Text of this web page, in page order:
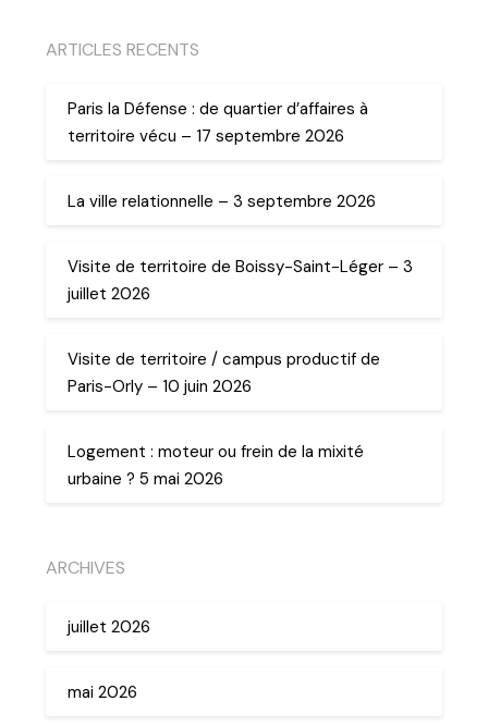
ARTICLES RECENTS
Paris la Défense : de quartier d’affaires à
territoire vécu – 17 septembre 2026
La ville relationnelle – 3 septembre 2026
Visite de territoire de Boissy-Saint-Léger – 3
juillet 2026
Visite de territoire / campus productif de
Paris-Orly – 10 juin 2026
Logement : moteur ou frein de la mixité
urbaine ? 5 mai 2026
ARCHIVES
juillet 2026
mai 2026